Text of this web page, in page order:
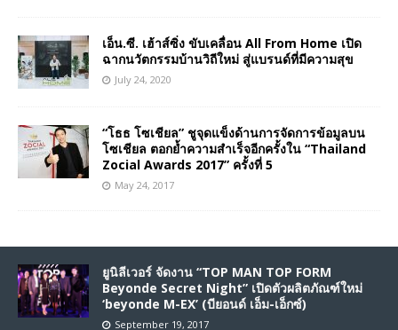
เอ็น.ซี. เฮ้าส์ซิ่ง ขับเคลื่อน All From Home เปิด
ฉากนวัตกรรมบ้านวิถีใหม่ สู่แบรนด์ที่มีความสุข
July 24, 2020
“โธธ โซเชียล” ชูจุดแข็งด้านการจัดการข้อมูลบน
โซเชียล ตอกย้ำความสำเร็จอีกครั้งใน “Thailand
Zocial Awards 2017” ครั้งที่ 5
May 24, 2017
ยูนิลีเวอร์ จัดงาน “TOP MAN TOP FORM
Beyonde Secret Night” เปิดตัวผลิตภัณฑ์ใหม่
‘beyonde M-EX’ (บียอนด์ เอ็ม-เอ็กซ์)
September 19, 2017